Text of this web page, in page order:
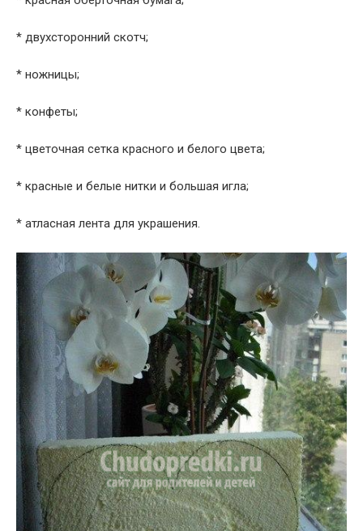
* двухсторонний скотч;
* ножницы;
* конфеты;
* цветочная сетка красного и белого цвета;
* красные и белые нитки и большая игла;
* атласная лента для украшения.